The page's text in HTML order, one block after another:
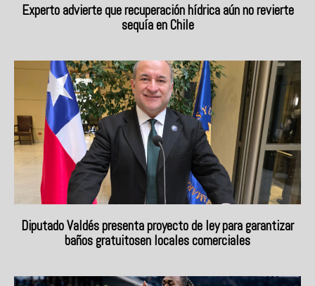
Experto advierte que recuperación hídrica aún no revierte
sequía en Chile
Diputado Valdés presenta proyecto de ley para garantizar
baños gratuitosen locales comerciales